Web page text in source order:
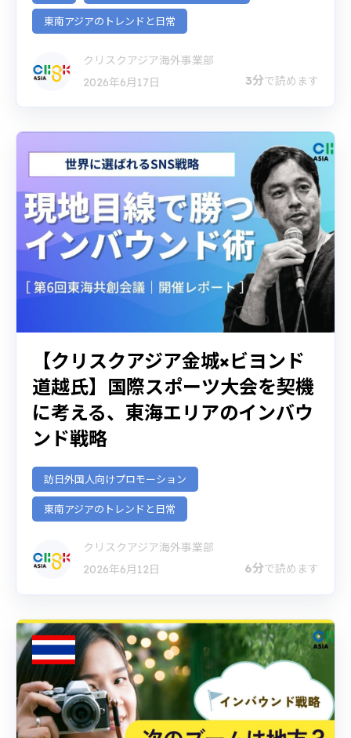
東南アジアのトレンドと日常
クリスクアジア海外事業部
2026年6月17日
3分で読めます
【クリスクアジア金城×ビヨンド
道越氏】国際スポーツ大会を契機
に考える、東海エリアのインバウ
ンド戦略
訪日外国人向けプロモーション
東南アジアのトレンドと日常
クリスクアジア海外事業部
2026年6月12日
6分で読めます